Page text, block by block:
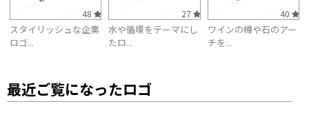
48
スタイリッシュな企業
ロゴ...
27
水や循環をテーマにし
たロ...
40
ワインの樽や石のアー
チを...
最近ご覧になったロゴ